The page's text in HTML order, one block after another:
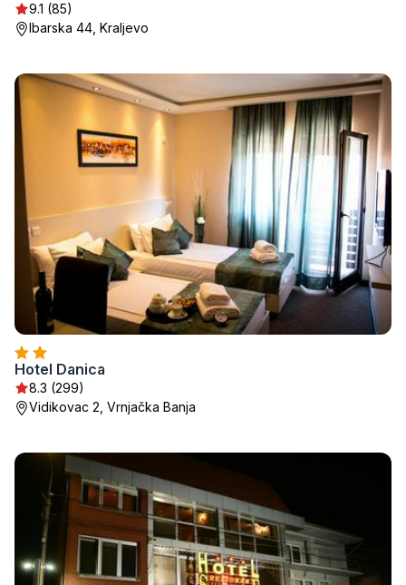
9.1 (85)
Ibarska 44, Kraljevo
Hotel Danica
8.3 (299)
Vidikovac 2, Vrnjačka Banja